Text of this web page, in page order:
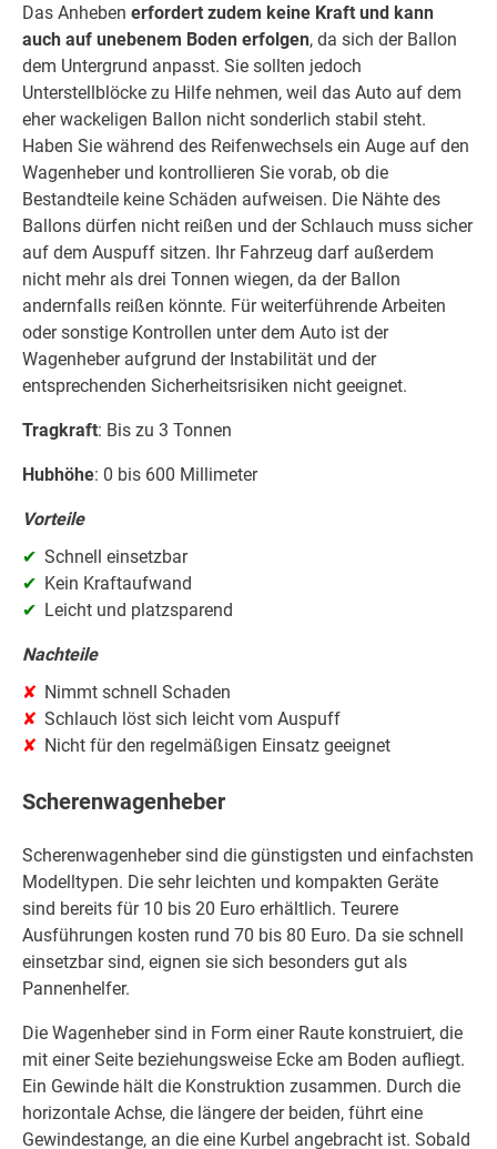
Das Anheben erfordert zudem keine Kraft und kann
auch auf unebenem Boden erfolgen, da sich der Ballon
dem Untergrund anpasst. Sie sollten jedoch
Unterstellblöcke zu Hilfe nehmen, weil das Auto auf dem
eher wackeligen Ballon nicht sonderlich stabil steht.
Haben Sie während des Reifenwechsels ein Auge auf den
Wagenheber und kontrollieren Sie vorab, ob die
Bestandteile keine Schäden aufweisen. Die Nähte des
Ballons dürfen nicht reißen und der Schlauch muss sicher
auf dem Auspuff sitzen. Ihr Fahrzeug darf außerdem
nicht mehr als drei Tonnen wiegen, da der Ballon
andernfalls reißen könnte. Für weiterführende Arbeiten
oder sonstige Kontrollen unter dem Auto ist der
Wagenheber aufgrund der Instabilität und der
entsprechenden Sicherheitsrisiken nicht geeignet.
Tragkraft: Bis zu 3 Tonnen
Hubhöhe: 0 bis 600 Millimeter
Vorteile
Schnell einsetzbar
Kein Kraftaufwand
Leicht und platzsparend
Nachteile
Nimmt schnell Schaden
Schlauch löst sich leicht vom Auspuff
Nicht für den regelmäßigen Einsatz geeignet
Scherenwagenheber
Scherenwagenheber sind die günstigsten und einfachsten
Modelltypen. Die sehr leichten und kompakten Geräte
sind bereits für 10 bis 20 Euro erhältlich. Teurere
Ausführungen kosten rund 70 bis 80 Euro. Da sie schnell
einsetzbar sind, eignen sie sich besonders gut als
Pannenhelfer.
Die Wagenheber sind in Form einer Raute konstruiert, die
mit einer Seite beziehungsweise Ecke am Boden aufliegt.
Ein Gewinde hält die Konstruktion zusammen. Durch die
horizontale Achse, die längere der beiden, führt eine
Gewindestange, an die eine Kurbel angebracht ist. Sobald